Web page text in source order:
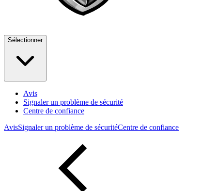
Sélectionner
Avis
Signaler un problème de sécurité
Centre de confiance
AvisSignaler un problème de sécuritéCentre de confiance